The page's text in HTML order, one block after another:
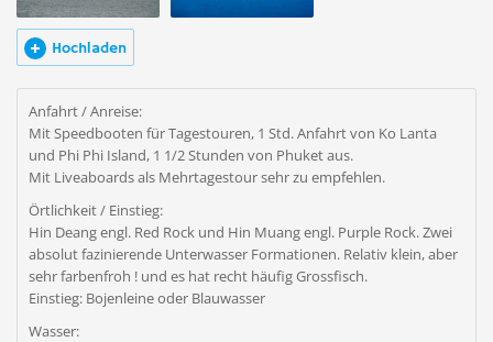
Hochladen
Anfahrt / Anreise:
Mit Speedbooten für Tagestouren, 1 Std. Anfahrt von Ko Lanta
und Phi Phi Island, 1 1/2 Stunden von Phuket aus.
Mit Liveaboards als Mehrtagestour sehr zu empfehlen.
Örtlichkeit / Einstieg:
Hin Deang engl. Red Rock und Hin Muang engl. Purple Rock. Zwei
absolut fazinierende Unterwasser Formationen. Relativ klein, aber
sehr farbenfroh ! und es hat recht häufig Grossfisch.
Einstieg: Bojenleine oder Blauwasser
Wasser: